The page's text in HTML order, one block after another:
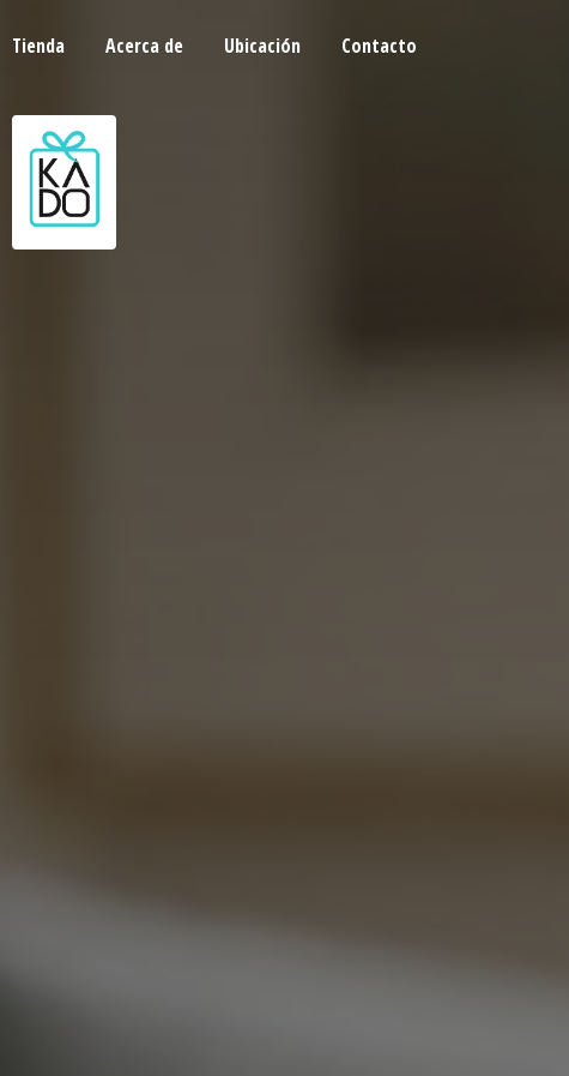
Tienda Acerca de Ubicación Contacto